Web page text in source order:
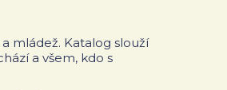
mládež. Katalog slouží
a všem, kdo s